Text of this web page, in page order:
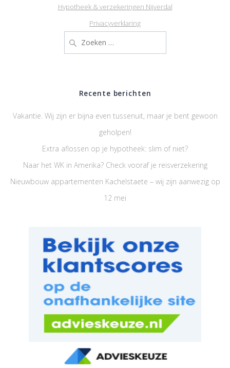
Hypotheek & verzekeringen Nijverdal
Privacyverklaring
naar:
Recente berichten
Vakantie. Wij zijn er bijna even tussenuit, maar je bent gewoon
geholpen!
Extra aflossen op je hypotheek: slim of niet?
Naar het WK in Amerika? Check vooraf je reisverzekering
Nieuwbouw appartementen Kachelstaete – wij zijn aanwezig op
12 mei